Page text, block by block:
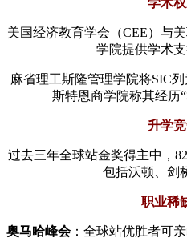
美国经济教育学会（CEE）与
学院提供学术支
麻省理工斯隆管理学院将SIC
斯特恩商学院称其经历
升学
过去三年全球站金奖得主中，
包括沃顿、剑
职业稀
​奥马哈峰会​：全球站优胜者可